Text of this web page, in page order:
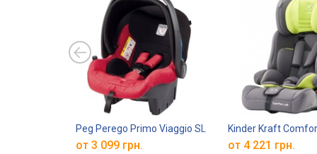
Peg Perego Primo Viaggio SL
от 3 099 грн.
Kinder Kraft
от 4 221 грн.